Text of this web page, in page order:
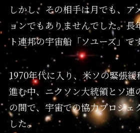
しかし、その相手は月でも、ア
ョンでもありませんでした。長
ト連邦の宇宙船「ソユーズ」で
1970年代に入り、米ソの緊張
進む中、ニクソン大統領とソ連
の間で、宇宙での協力プロジェ
した。